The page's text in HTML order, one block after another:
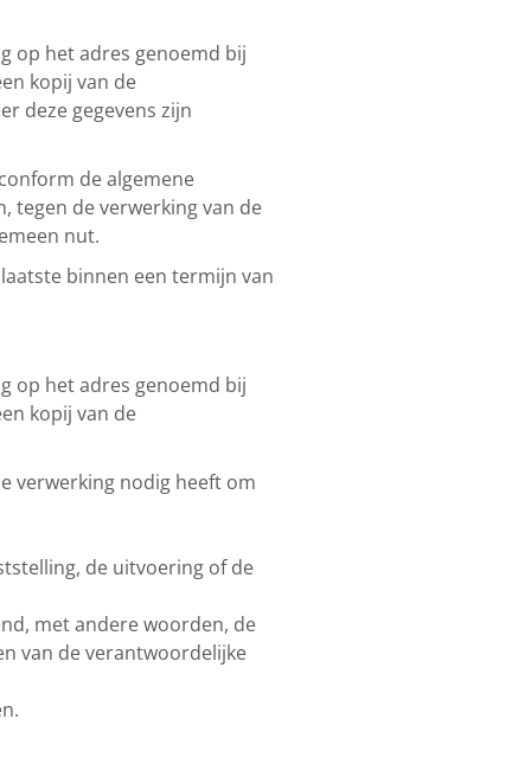
op het adres genoemd bij
kopij van de
deze gegevens zijn
de algemene
tegen de verwerking van de
nut.
binnen een termijn van
op het adres genoemd bij
kopij van de
verwerking nodig heeft om
de uitvoering of de
met andere woorden, de
van de verantwoordelijke